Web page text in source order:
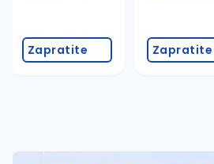
Zapratite Zapratite